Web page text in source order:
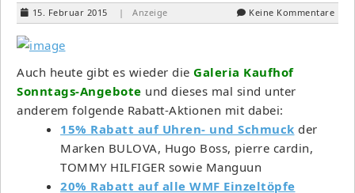
15. Februar 2015 | Anzeige Keine Kommentare
Auch heute gibt es wieder die Galeria Kaufhof
Sonntags-Angebote und dieses mal sind unter
anderem folgende Rabatt-Aktionen mit dabei:
15% Rabatt auf Uhren- und Schmuck der
Marken BULOVA, Hugo Boss, pierre cardin,
TOMMY HILFIGER sowie Manguun
20% Rabatt auf alle WMF Einzeltöpfe